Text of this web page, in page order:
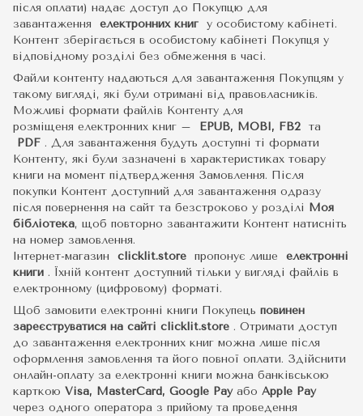
після оплати) надає доступ до Покупцю для
завантаження електронних книг у особистому кабінеті.
Контент зберігається в особистому кабінеті Покупця у
відповідному розділі без обмеження в часі.
Файли контенту надаються для завантаження Покупцям у
такому вигляді, які були отримані від правовласників.
Можливі формати файлів Контенту для
розміщеня електронних книг –
EPUB, MOBI, FB2 та
PDF . Для завантаження будуть доступні ті формати
Контенту, які були зазначені в характеристиках товару
книги на момент підтвердження Замовлення. Після
покупки Контент доступний для завантаження одразу
після повернення на сайт та безстроково у розділі Моя
бібліотека, щоб повторно завантажити Контент натисніть
на номер замовлення.
Інтернет-магазин clicklit.store пропонує лише електронні
книги . Їхній контент доступний тільки у вигляді файлів в
електронному (цифровому) форматі.
Щоб замовити електронні книги Покупець повинен
зареєструватися на сайті clicklit.store . Отримати доступ
до завантаження електронних книг можна лише після
оформлення замовлення та його повної оплати. Здійснити
онлайн-оплату за електронні книги можна банківською
карткою Visa, MasterCard, Google Pay або Apple Pay
через одного оператора з прийому та проведення